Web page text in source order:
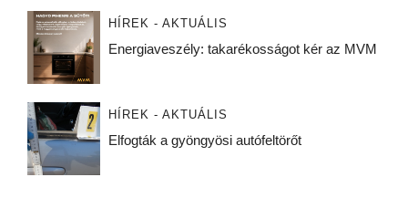
HÍREK - AKTUÁLIS
Energiaveszély: takarékosságot kér az MVM
HÍREK - AKTUÁLIS
Elfogták a gyöngyösi autófeltörőt